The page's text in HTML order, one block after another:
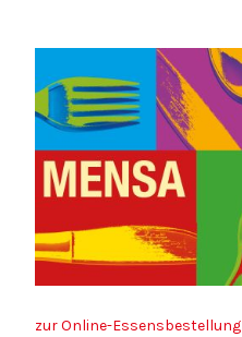
zur Online-Essensbestellung